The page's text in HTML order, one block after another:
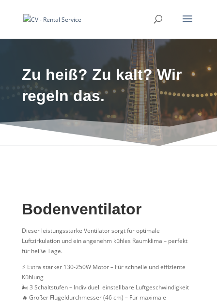
Zu heiß? Zu kalt? Wir
regeln das.
Bodenventilator
Dieser leistungsstarke Ventilator sorgt für optimale
Luftzirkulation und ein angenehm kühles Raumklima – perfekt
für heiße Tage.
⚡ Extra starker 130-250W Motor – Für schnelle und effiziente
Kühlung
🌬️ 3 Schaltstufen – Individuell einstellbare Luftgeschwindigkeit
🔥 Großer Flügeldurchmesser (46 cm) – Für maximale